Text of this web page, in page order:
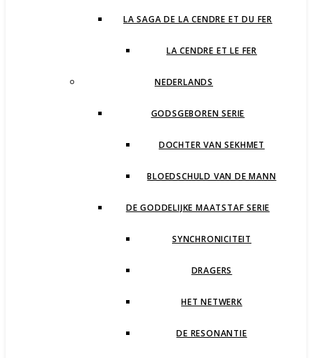
LA SAGA DE LA CENDRE ET DU FER
LA CENDRE ET LE FER
NEDERLANDS
GODSGEBOREN SERIE
DOCHTER VAN SEKHMET
BLOEDSCHULD VAN DE MANN
DE GODDELIJKE MAATSTAF SERIE
SYNCHRONICITEIT
DRAGERS
HET NETWERK
DE RESONANTIE